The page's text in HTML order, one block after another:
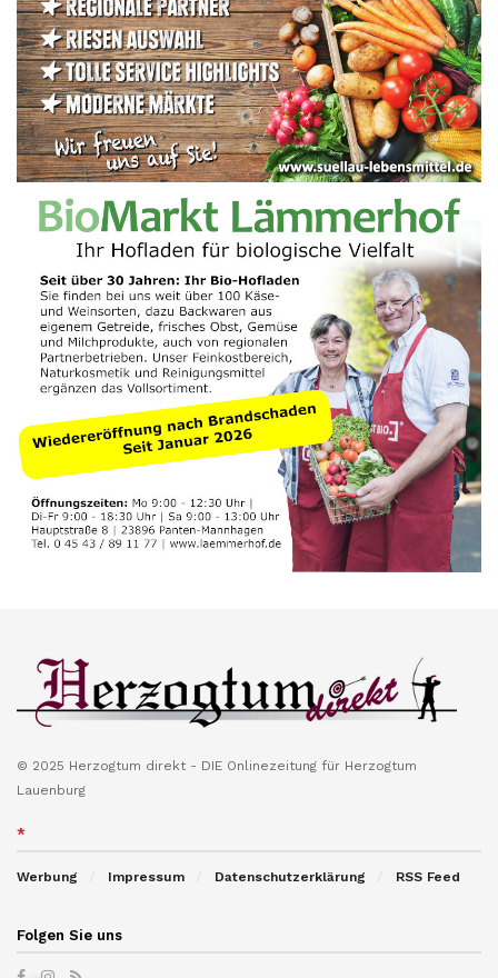
© 2025 Herzogtum direkt - DIE Onlinezeitung für Herzogtum
Lauenburg
*
Werbung Impressum Datenschutzerklärung RSS Feed
Folgen Sie uns